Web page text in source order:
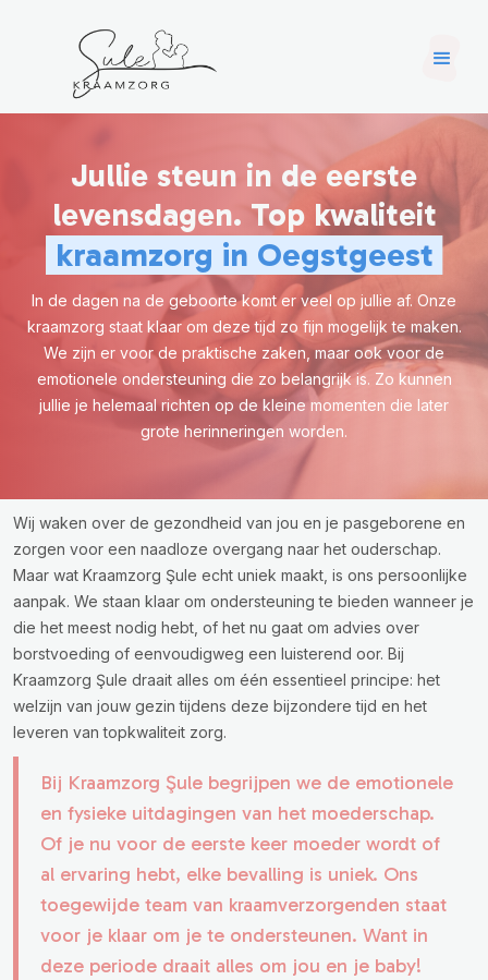
Jullie steun in de eerste
levensdagen. Top kwaliteit
kraamzorg in Oegstgeest
In de dagen na de geboorte komt er veel op jullie af. Onze
kraamzorg staat klaar om deze tijd zo fijn mogelijk te maken.
We zijn er voor de praktische zaken, maar ook voor de
emotionele ondersteuning die zo belangrijk is. Zo kunnen
jullie je helemaal richten op de kleine momenten die later
grote herinneringen worden.
Wij waken over de gezondheid van jou en je pasgeborene en
zorgen voor een naadloze overgang naar het ouderschap.
Maar wat Kraamzorg Şule echt uniek maakt, is ons persoonlijke
aanpak. We staan klaar om ondersteuning te bieden wanneer je
die het meest nodig hebt, of het nu gaat om advies over
borstvoeding of eenvoudigweg een luisterend oor. Bij
Kraamzorg Şule draait alles om één essentieel principe: het
welzijn van jouw gezin tijdens deze bijzondere tijd en het
leveren van topkwaliteit zorg.
Bij Kraamzorg Şule begrijpen we de emotionele
en fysieke uitdagingen van het moederschap.
Of je nu voor de eerste keer moeder wordt of
al ervaring hebt, elke bevalling is uniek. Ons
toegewijde team van kraamverzorgenden staat
voor je klaar om je te ondersteunen. Want in
deze periode draait alles om jou en je baby!